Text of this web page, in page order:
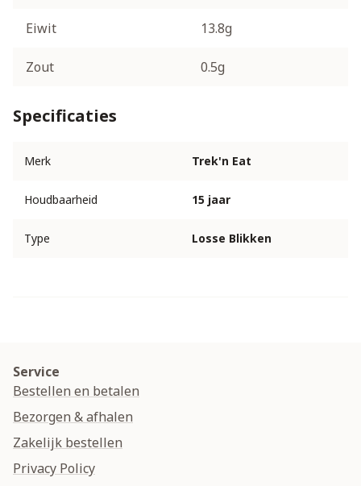
Eiwit 13.8g
Zout 0.5g
Specificaties
Merk Trek'n Eat
Houdbaarheid 15 jaar
Type Losse Blikken
Service
Bestellen en betalen
Bezorgen & afhalen
Zakelijk bestellen
Privacy Policy